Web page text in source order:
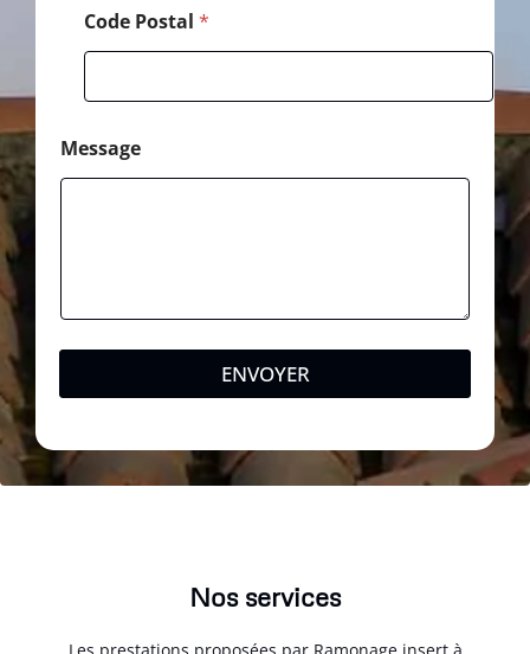
Code Postal *
Message
ENVOYER
Nos services